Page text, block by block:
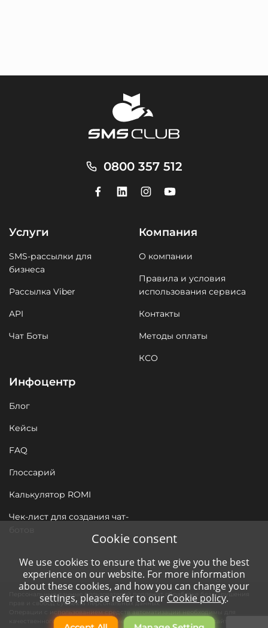
0800 357 512
Услуги
SMS-рассылки для
бизнеса
Рассылка Viber
API
Чат Боты
Компания
О компании
Правила и условия
использования сервиса
Контакты
Методы оплаты
КСО
Инфоцентр
Блог
Кейсы
FAQ
Глоссарий
Калькулятор ROMI
Чек-лист для создания чат-
Персональные данные пользователей подлежат обработке без нарушения
прав и свобод субъекта персональных данных.
Операции с использованием средств автоматизации необходимы для
качественного сервиса нашим клиентам и функционирования сайта
Cookie consent
We use cookies to ensure that we give you the best
experience on our website. For more information
about these cookies, and how you can change your
settings, please refer to our Cookie policy.